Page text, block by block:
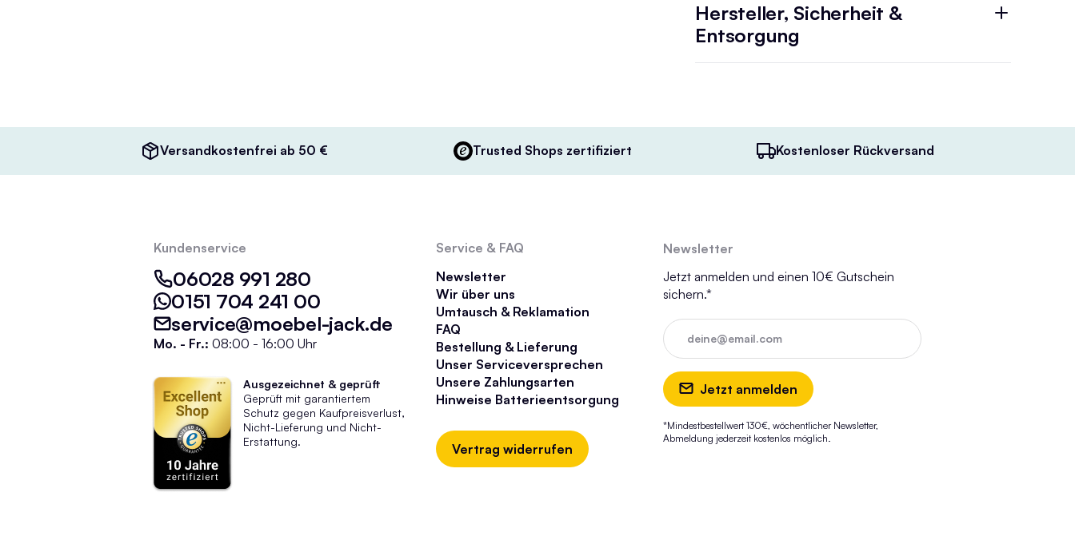
Hersteller, Sicherheit &
Entsorgung
Versandkostenfrei ab 50 € Trusted Shops zertifiziert Kostenloser Rückversand
Newsletter
Jetzt anmelden und einen 10€ Gutschein
sichern.*
deine@email.com
Jetzt anmelden
*Mindestbestellwert 130€, wöchentlicher Newsletter,
Abmeldung jederzeit kostenlos möglich.
Kundenservice
06028 991 280
0151 704 241 00
service@moebel-jack.de
Mo. - Fr.: 08:00 - 16:00 Uhr
Ausgezeichnet & geprüft
Geprüft mit garantiertem
Schutz gegen Kaufpreisverlust,
Nicht-Lieferung und Nicht-
Erstattung.
Vertrag widerrufen
Service & FAQ
Newsletter
Wir über uns
Umtausch & Reklamation
FAQ
Bestellung & Lieferung
Unser Serviceversprechen
Unsere Zahlungsarten
Hinweise Batterieentsorgung